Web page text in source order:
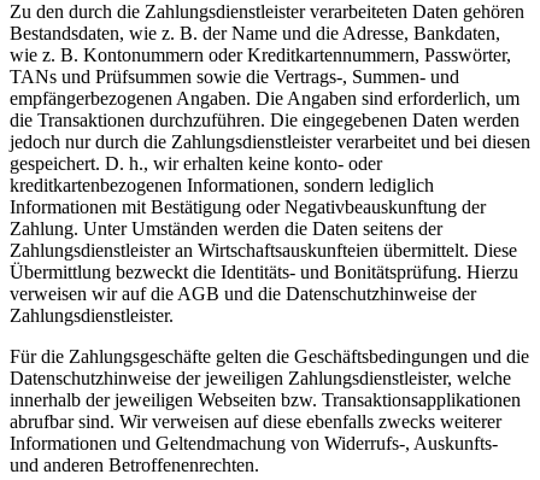
Zu den durch die Zahlungsdienstleister verarbeiteten Daten gehören
Bestandsdaten, wie z. B. der Name und die Adresse, Bankdaten,
wie z. B. Kontonummern oder Kreditkartennummern, Passwörter,
TANs und Prüfsummen sowie die Vertrags-, Summen- und
empfängerbezogenen Angaben. Die Angaben sind erforderlich, um
die Transaktionen durchzuführen. Die eingegebenen Daten werden
jedoch nur durch die Zahlungsdienstleister verarbeitet und bei diesen
gespeichert. D. h., wir erhalten keine konto- oder
kreditkartenbezogenen Informationen, sondern lediglich
Informationen mit Bestätigung oder Negativbeauskunftung der
Zahlung. Unter Umständen werden die Daten seitens der
Zahlungsdienstleister an Wirtschaftsauskunfteien übermittelt. Diese
Übermittlung bezweckt die Identitäts- und Bonitätsprüfung. Hierzu
verweisen wir auf die AGB und die Datenschutzhinweise der
Zahlungsdienstleister.
Für die Zahlungsgeschäfte gelten die Geschäftsbedingungen und die
Datenschutzhinweise der jeweiligen Zahlungsdienstleister, welche
innerhalb der jeweiligen Webseiten bzw. Transaktionsapplikationen
abrufbar sind. Wir verweisen auf diese ebenfalls zwecks weiterer
Informationen und Geltendmachung von Widerrufs-, Auskunfts-
und anderen Betroffenenrechten.